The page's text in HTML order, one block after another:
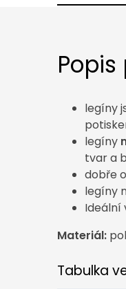
legíny
legíny
tvar a
dobře
legíny
Ideální
Materiál:
Tabulka